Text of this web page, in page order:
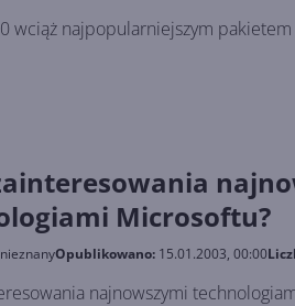
wciąż najpopularniejszym
Microsoftu?
Opublikowano: 15.01.2003, 00:00
najnowszymi